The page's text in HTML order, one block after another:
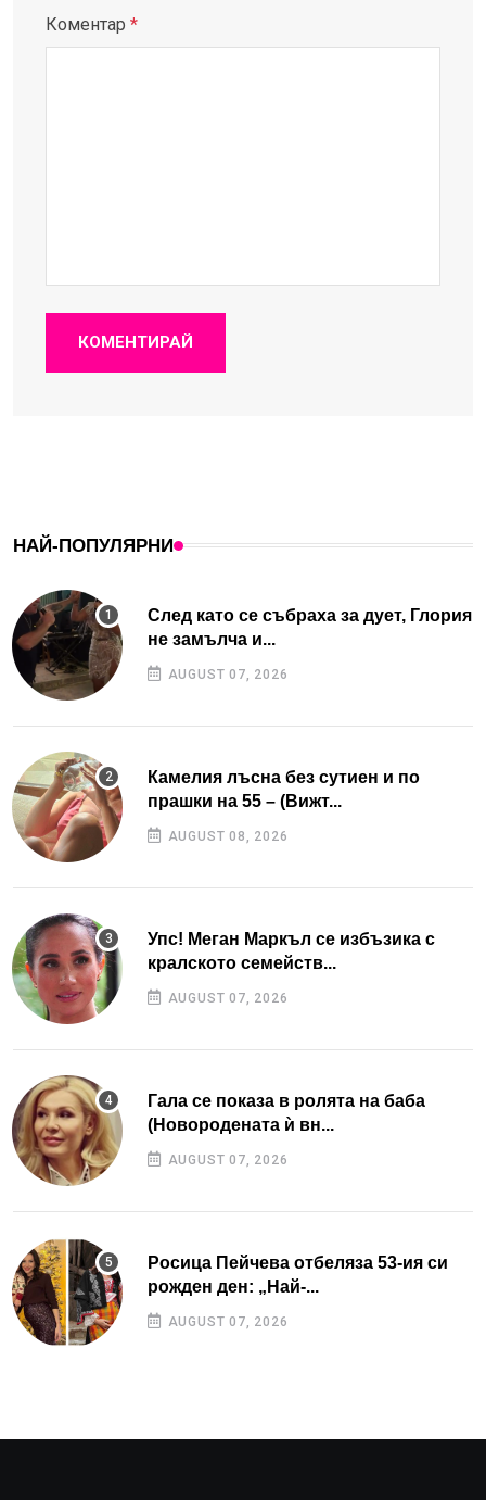
Коментар *
КОМЕНТИРАЙ
НАЙ-ПОПУЛЯРНИ
След като се събраха за дует, Глория
не замълча и...
AUGUST 07, 2026
Камелия лъсна без сутиен и по
прашки на 55 – (Вижт...
AUGUST 08, 2026
Упс! Меган Маркъл се избъзика с
кралското семейств...
AUGUST 07, 2026
Гала се показа в ролята на баба
(Новородената ѝ вн...
AUGUST 07, 2026
Росица Пейчева отбеляза 53-ия си
рожден ден: „Най-...
AUGUST 07, 2026